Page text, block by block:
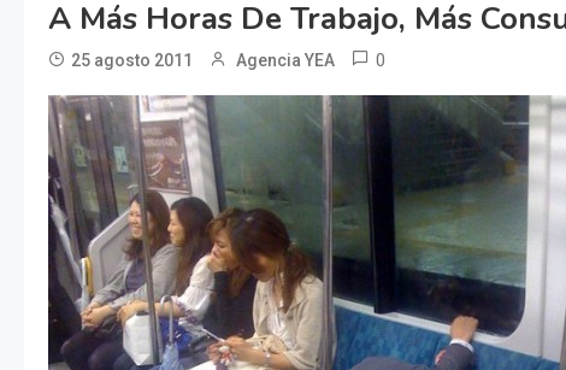
A Más Horas De Trabajo, Más
25 agosto 2011 Agencia YEA 0